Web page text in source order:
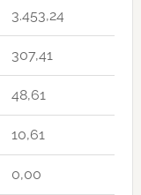
3.453,24
307,41
48,61
10,61
0,00